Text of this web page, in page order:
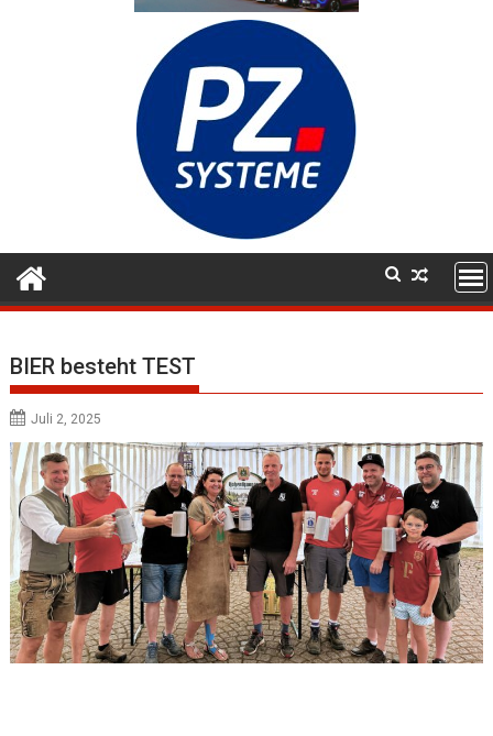
BIER besteht TEST
Juli 2, 2025